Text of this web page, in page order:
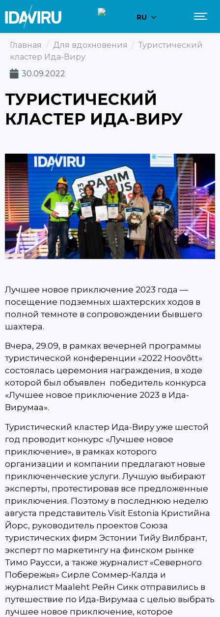
RU
Главная / Для вдохновения / Туристический
кластер Ида-Виру
30.09.2022
ТУРИСТИЧЕСКИЙ
КЛАСТЕР ИДА-ВИРУ
Лучшее новое приключение 2023 года —
посещение подземных шахтерских ходов в
полной темноте в сопровождении бывшего
шахтера.
Вчера, 29.09, в рамках вечерней программы
туристической конференции «2022 Hoovõtt»
состоялась церемония награждения, в ходе
которой был объявлен победитель конкурса
«Лучшее новое приключение 2023 в Ида-
Вирумаа».
Туристический кластер Ида-Виру уже шестой
год проводит конкурс «Лучшее новое
приключение», в рамках которого
организации и компании предлагают новые
приключенческие услуги. Лучшую выбирают
эксперты, протестировав все предложенные
приключения. Поэтому в последнюю неделю
августа представитель Visit Estonia Кристийна
Йорс, руководитель проектов Союза
туристических фирм Эстонии Тийу Вилбрант,
эксперт по маркетингу на финском рынке
Тимо Раусси, а также журналист «Северного
Побережья» Сирле Соммер-Калда и
журналист Maaleht Рейн Сикк отправились в
путешествие по Ида-Вирумаа с целью выбрать
лучшее новое приключение, которое